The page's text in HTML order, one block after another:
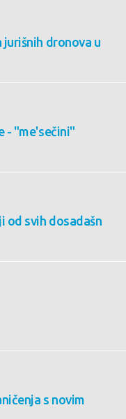
dronova u
- "me'sečini"
od svih dosadašn
s novim